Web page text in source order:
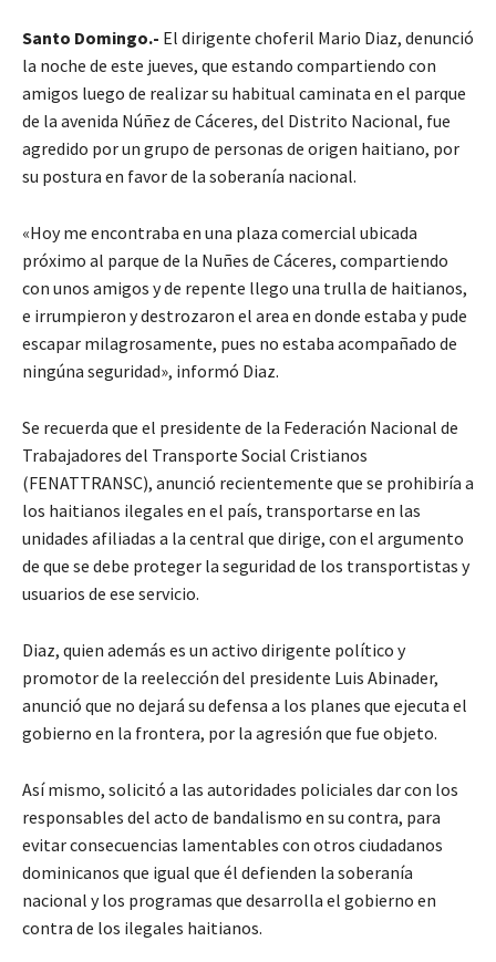
Santo Domingo.- El dirigente choferil Mario Diaz, denunció
la noche de este jueves, que estando compartiendo con
amigos luego de realizar su habitual caminata en el parque
de la avenida Núñez de Cáceres, del Distrito Nacional, fue
agredido por un grupo de personas de origen haitiano, por
su postura en favor de la soberanía nacional.
«Hoy me encontraba en una plaza comercial ubicada
próximo al parque de la Nuñes de Cáceres, compartiendo
con unos amigos y de repente llego una trulla de haitianos,
e irrumpieron y destrozaron el area en donde estaba y pude
escapar milagrosamente, pues no estaba acompañado de
ningúna seguridad», informó Diaz.
Se recuerda que el presidente de la Federación Nacional de
Trabajadores del Transporte Social Cristianos
(FENATTRANSC), anunció recientemente que se prohibiría a
los haitianos ilegales en el país, transportarse en las
unidades afiliadas a la central que dirige, con el argumento
de que se debe proteger la seguridad de los transportistas y
usuarios de ese servicio.
Diaz, quien además es un activo dirigente político y
promotor de la reelección del presidente Luis Abinader,
anunció que no dejará su defensa a los planes que ejecuta el
gobierno en la frontera, por la agresión que fue objeto.
Así mismo, solicitó a las autoridades policiales dar con los
responsables del acto de bandalismo en su contra, para
evitar consecuencias lamentables con otros ciudadanos
dominicanos que igual que él defienden la soberanía
nacional y los programas que desarrolla el gobierno en
contra de los ilegales haitianos.